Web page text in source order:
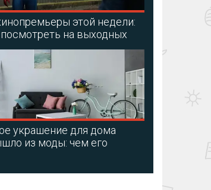
этой недели:
посмотреть на выходных
украшение для дома
из моды: чем его